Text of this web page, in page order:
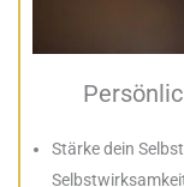
Stärke dein